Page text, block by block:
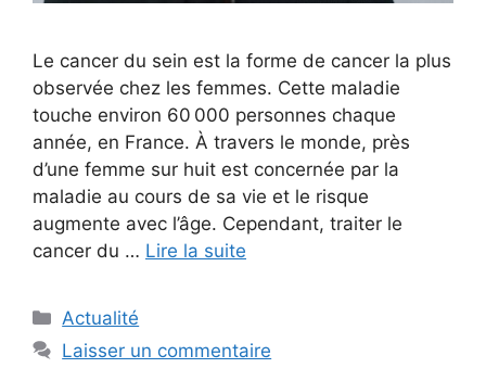
Le cancer du sein est la forme de cancer la plus
observée chez les femmes. Cette maladie
touche environ 60 000 personnes chaque
année, en France. À travers le monde, près
d’une femme sur huit est concernée par la
maladie au cours de sa vie et le risque
augmente avec l’âge. Cependant, traiter le
cancer du … Lire la suite
Catégories
Actualité
Laisser un commentaire